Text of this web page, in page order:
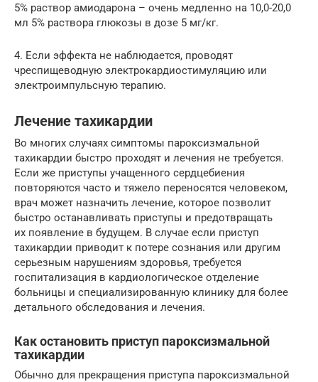
5% раствор амиодарона – очень медленно на 10,0-20,0
мл 5% раствора глюкозы в дозе 5 мг/кг.
4. Если эффекта не наблюдается, проводят
чреспищеводную электрокардиостимуляцию или
электроимпульсную терапию.
Лечение тахикардии
Во многих случаях симптомы пароксизмальной
тахикардии быстро проходят и лечения не требуется.
Если же приступы учащенного сердцебиения
повторяются часто и тяжело переносятся человеком,
врач может назначить лечение, которое позволит
быстро останавливать приступы и предотвращать
их появление в будущем. В случае если приступ
тахикардии приводит к потере сознания или другим
серьезным нарушениям здоровья, требуется
госпитализация в кардиологическое отделение
больницы и специализированную клинику для более
детального обследования и лечения.
Как остановить приступ пароксизмальной
тахикардии
Обычно для прекращения приступа пароксизмальной